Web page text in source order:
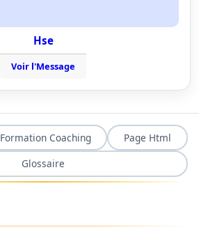
Hse
Voir l'Message
Formation Coaching
Page Html
Glossaire